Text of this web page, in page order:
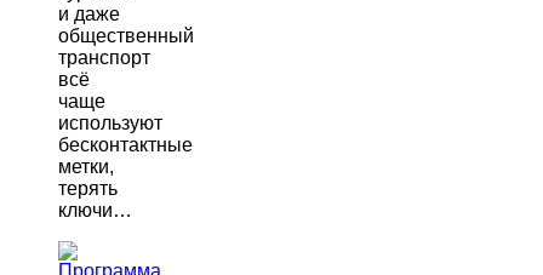
и даже
общественный
транспорт
всё
чаще
используют
бесконтактные
метки,
терять
ключи…